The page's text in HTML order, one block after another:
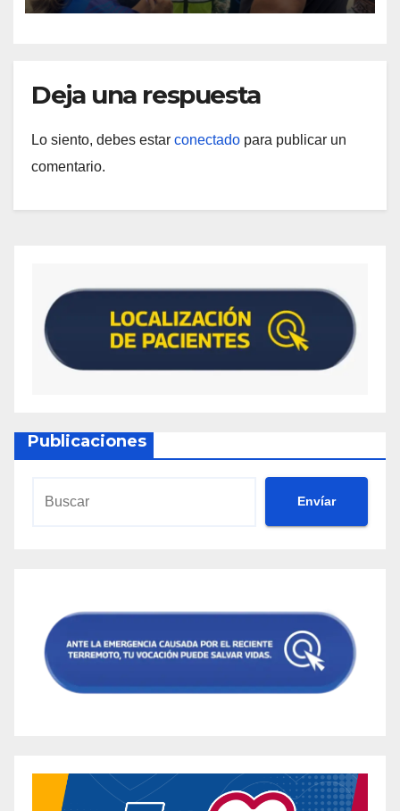
Deja una respuesta
Lo siento, debes estar conectado para publicar un
comentario.
Publicaciones
Envíar